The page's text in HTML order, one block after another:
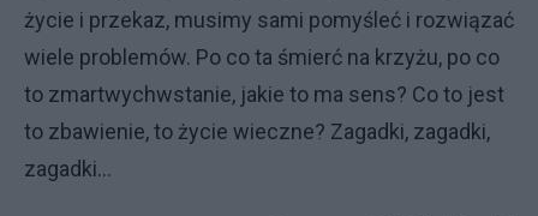
życie i przekaz, musimy sami pomyśleć i rozwiązać
wiele problemów. Po co ta śmierć na krzyżu, po co
to zmartwychwstanie, jakie to ma sens? Co to jest
to zbawienie, to życie wieczne? Zagadki, zagadki,
zagadki…